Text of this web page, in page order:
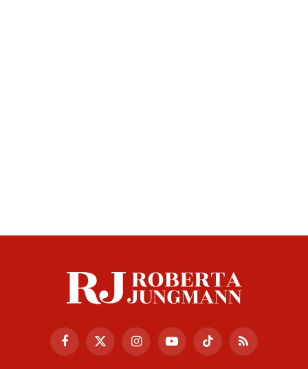
Facebook
X
InstagramYouTubeTikTok RSS